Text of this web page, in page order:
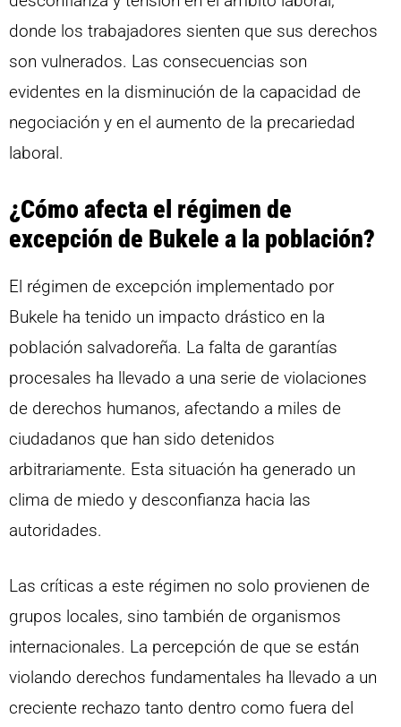
donde los trabajadores sienten que sus derechos
son vulnerados. Las consecuencias son
evidentes en la disminución de la capacidad de
negociación y en el aumento de la precariedad
laboral.
¿Cómo afecta el régimen de
excepción de Bukele a la población?
El régimen de excepción implementado por
Bukele ha tenido un impacto drástico en la
población salvadoreña. La falta de garantías
procesales ha llevado a una serie de violaciones
de derechos humanos, afectando a miles de
ciudadanos que han sido detenidos
arbitrariamente. Esta situación ha generado un
clima de miedo y desconfianza hacia las
autoridades.
Las críticas a este régimen no solo provienen de
grupos locales, sino también de organismos
internacionales. La percepción de que se están
violando derechos fundamentales ha llevado a un
creciente rechazo tanto dentro como fuera del